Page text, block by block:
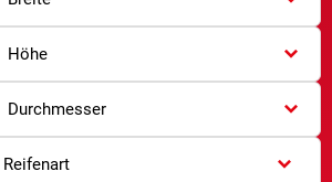
Höhe
Durchmesser
Reifenart